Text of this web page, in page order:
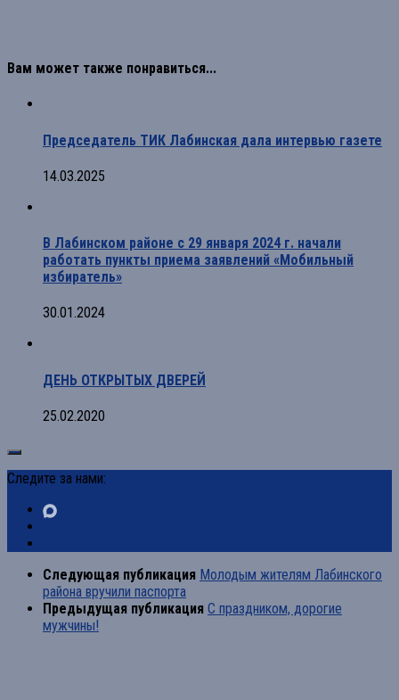
Вам может также понравиться...
Председатель ТИК Лабинская дала интервью газете
14.03.2025
В Лабинском районе с 29 января 2024 г. начали
работать пункты приема заявлений «Мобильный
избиратель»
30.01.2024
ДЕНЬ ОТКРЫТЫХ ДВЕРЕЙ
25.02.2020
Следите за нами:
Следующая публикация Молодым жителям Лабинского
района вручили паспорта
Предыдущая публикация С праздником, дорогие
мужчины!